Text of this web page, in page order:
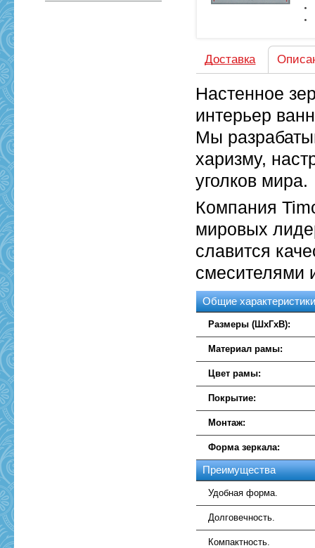
Доставка
Настенное
интерьер
Мы
харизму,
уголков мира.
Компания
мировых
славится
смесителями
Общие
Размеры (ШхГхВ):
Материал рамы:
Цвет рамы:
Покрытие:
Монтаж:
Форма зеркала:
Преимущества
Удобная форма.
Долговечность.
Компактность.